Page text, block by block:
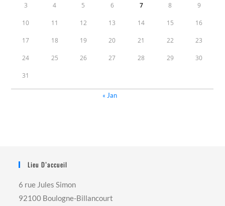
3 4 5 6 7 8 9
10 11 12 13 14 15 16
17 18 19 20 21 22 23
24 25 26 27 28 29 30
31
« Jan
Lieu D’accueil
6 rue Jules Simon
92100 Boulogne-Billancourt